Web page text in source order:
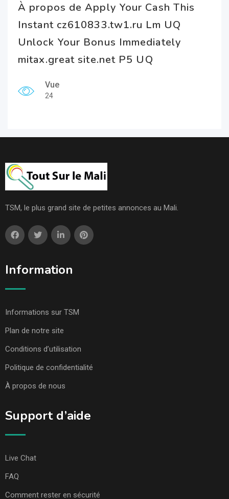
À propos de Apply Your Cash This
Instant cz610833.tw1.ru Lm UQ
Unlock Your Bonus Immediately
mitax.great site.net P5 UQ
Vue
24
TSM, le plus grand site de petites annonces au Mali.
Information
Informations sur TSM
Plan de notre site
Conditions d’utilisation
Politique de confidentialité
À propos de nous
Support d’aide
Live Chat
FAQ
Comment rester en sécurité